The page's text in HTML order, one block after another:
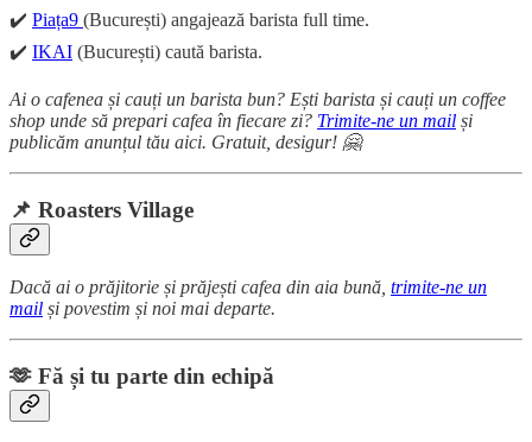
✔️ Piața9 (București) angajează barista full time.
✔️ IKAI (București) caută barista.
Ai o cafenea și cauți un barista bun? Ești barista și cauți un coffee
shop unde să prepari cafea în fiecare zi? Trimite-ne un mail și
publicăm anunțul tău aici. Gratuit, desigur! 🤗
📌 Roasters Village
Dacă ai o prăjitorie și prăjești cafea din aia bună, trimite-ne un
mail și povestim și noi mai departe.
🫶 Fă și tu parte din echipă